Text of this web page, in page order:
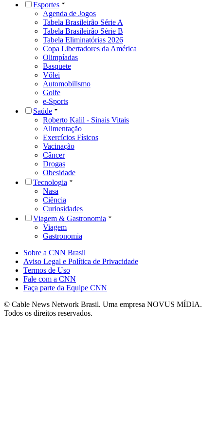
Esportes
Agenda de Jogos
Tabela Brasileirão Série A
Tabela Brasileirão Série B
Tabela Eliminatórias 2026
Copa Libertadores da América
Olimpíadas
Basquete
Vôlei
Automobilismo
Golfe
e-Sports
Saúde
Roberto Kalil - Sinais Vitais
Alimentação
Exercícios Físicos
Vacinação
Câncer
Drogas
Obesidade
Tecnologia
Nasa
Ciência
Curiosidades
Viagem & Gastronomia
Viagem
Gastronomia
Sobre a CNN Brasil
Aviso Legal e Política de Privacidade
Termos de Uso
Fale com a CNN
Faça parte da Equipe CNN
© Cable News Network Brasil. Uma empresa NOVUS MÍDIA.
Todos os direitos reservados.